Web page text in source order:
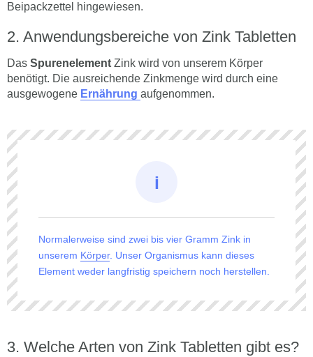
Beipackzettel hingewiesen.
Anwendungsbereiche von Zink Tabletten
Das Spurenelement Zink wird von unserem Körper
benötigt. Die ausreichende Zinkmenge wird durch eine
ausgewogene Ernährung aufgenommen.
Normalerweise sind zwei bis vier Gramm Zink in
unserem Körper. Unser Organismus kann dieses
Element weder langfristig speichern noch herstellen.
Welche Arten von Zink Tabletten gibt es?